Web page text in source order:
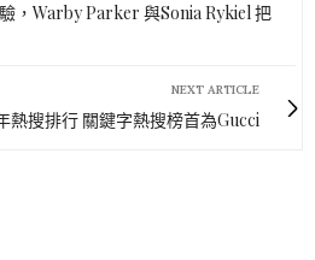
，Warby Parker 與Sonia Rykiel 把
NEXT ARTICLE
熱搜排行 關鍵字熱搜榜首為Gucci